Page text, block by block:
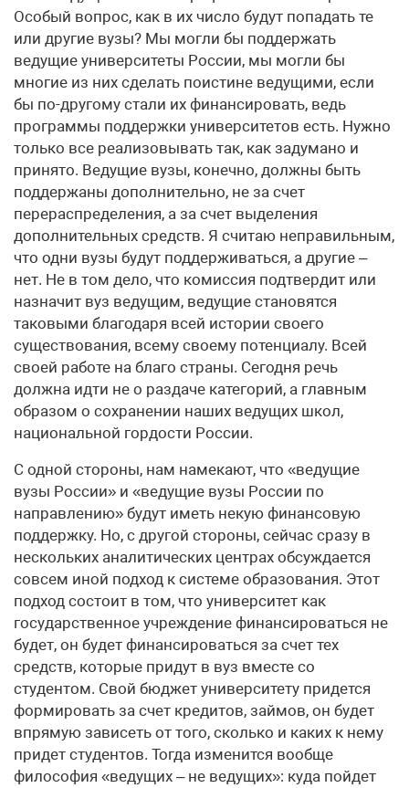
Особый вопрос, как в их число будут попадать те
или другие вузы? Мы могли бы поддержать
ведущие университеты России, мы могли бы
многие из них сделать поистине ведущими, если
бы по-другому стали их финансировать, ведь
программы поддержки университетов есть. Нужно
только все реализовывать так, как задумано и
принято. Ведущие вузы, конечно, должны быть
поддержаны дополнительно, не за счет
перераспределения, а за счет выделения
дополнительных средств. Я считаю неправильным,
что одни вузы будут поддерживаться, а другие –
нет. Не в том дело, что комиссия подтвердит или
назначит вуз ведущим, ведущие становятся
таковыми благодаря всей истории своего
существования, всему своему потенциалу. Всей
своей работе на благо страны. Сегодня речь
должна идти не о раздаче категорий, а главным
образом о сохранении наших ведущих школ,
национальной гордости России.
С одной стороны, нам намекают, что «ведущие
вузы России» и «ведущие вузы России по
направлению» будут иметь некую финансовую
поддержку. Но, с другой стороны, сейчас сразу в
нескольких аналитических центрах обсуждается
совсем иной подход к системе образования. Этот
подход состоит в том, что университет как
государственное учреждение финансироваться не
будет, он будет финансироваться за счет тех
средств, которые придут в вуз вместе со
студентом. Свой бюджет университету придется
формировать за счет кредитов, займов, он будет
впрямую зависеть от того, сколько и каких к нему
придет студентов. Тогда изменится вообще
философия «ведущих – не ведущих»: куда пойдет